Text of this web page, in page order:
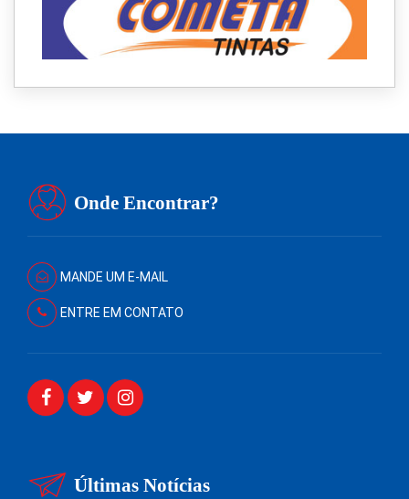
Onde Encontrar?
MANDE UM E-MAIL
ENTRE EM CONTATO
Últimas Notícias